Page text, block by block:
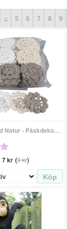
4 5 6 7 8 9
Blomma Virkad Natur - Påskdekoration
7 kr(9 kr)